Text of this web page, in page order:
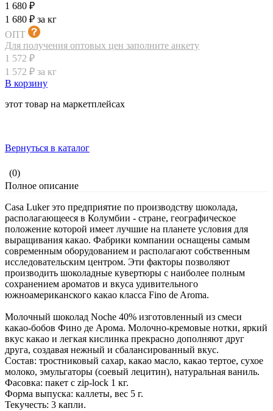
1 680 ₽
1 680 ₽ за кг
ОПТ
Для получения оптовых цен заполните анкету
1 572 ₽
1 572 ₽ за кг
В корзину
этот товар на маркетплейсах
Вернуться в каталог
(0)
Полное описание
Casa Luker это предприятие по производству шоколада,
располагающееся в Колумбии - стране, географическое
положение которой имеет лучшие на планете условия для
выращивания какао. Фабрики компании оснащены самым
современным оборудованием и располагают собственным
исследовательским центром. Эти факторы позволяют
производить шоколадные кувертюры с наиболее полным
сохранением ароматов и вкуса удивительного
южноамериканского какао класса Fino de Aroma.
Молочный шоколад Noche 40% изготовленный из смеси
какао-бобов Фино де Арома. Молочно-кремовые нотки, яркий
вкус какао и легкая кислинка прекрасно дополняют друг
друга, создавая нежный и сбалансированный вкус.
Состав: тростниковый сахар, какао масло, какао тертое, сухое
молоко, эмульгаторы (соевый лецитин), натуральная ваниль.
Фасовка: пакет с zip-lock 1 кг.
Форма выпуска: каллеты, вес 5 г.
Текучесть: 3 капли.